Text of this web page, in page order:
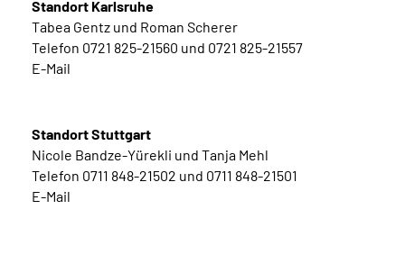
Standort Karlsruhe
Tabea Gentz und Roman Scherer
Telefon 0721 825-21560 und 0721 825-21557
E-Mail
Standort Stuttgart
Nicole Bandze-Yürekli und Tanja Mehl
Telefon 0711 848-21502 und 0711 848-21501
E-Mail